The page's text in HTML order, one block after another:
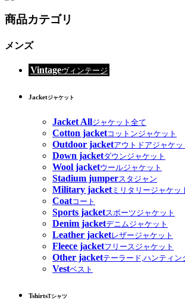
商品カテゴリ
メンズ
Vintageヴィンテージ
Jacketジャケット
Jacket Allジャケット全て
Cotton jacketコットンジャケット
Outdoor jacketアウトドアジャケッ
Down jacketダウンジャケット
Wool jacketウールジャケット
Stadium jumperスタジャン
Military jacketミリタリージャケッ
Coatコート
Sports jacketスポーツジャケット
Denim jacketデニムジャケット
Leather jacketレザージャケット
Fleece jacketフリースジャケット
Other jacketテーラード,ハンティン
Vestベスト
TshirtsTシャツ